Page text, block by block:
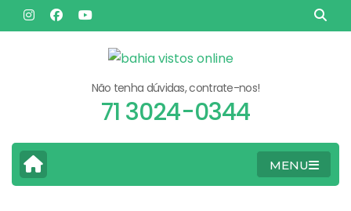
Pular
para
Não tenha dúvidas, contrate-nos!
71 3024-0344
MENU